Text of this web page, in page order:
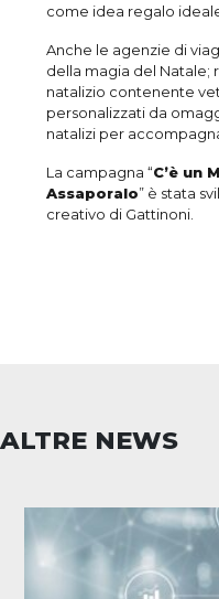
come idea regalo
Anche le agenzie di
della magia del Natale;
natalizio contenente
personalizzati da
natalizi per
La campagna “C’è un
Assaporalo” è stata
creativo di Gattinoni.
ALTRE NEWS